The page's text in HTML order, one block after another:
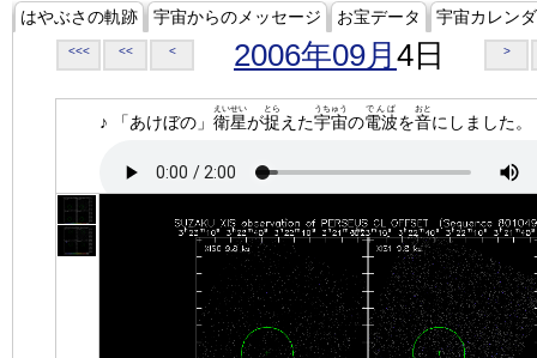
はやぶさの軌跡 宇宙からのメッセージ お宝データ 宇宙カレン
<<< << < 2006年09月 4日 >
♪ 「あけぼの」 衛星
えいせい
が捉
とら
えた宇宙
うちゅう
の電波
でんぱ
を音
おと
にしました。